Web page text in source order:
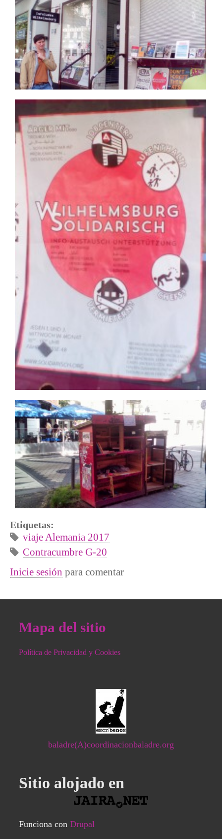
Etiquetas:
viaje Alemania 2017
Contracumbre G-20
Inicie sesión para comentar
Mapa del sitio
Política de Privacidad y Cookies
baladre(A)coordinacionbaladre.org
Sitio alojado en
Funciona con Drupal